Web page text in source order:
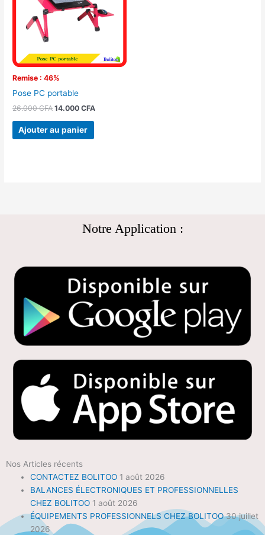
Remise : 46%
Pose PC portable
26.000CFA 14.000CFA
Ajouter au panier
Notre Application :
Nos Articles récents
CONTACTEZ BOLITOO 1 août 2026
BALANCES ÉLECTRONIQUES ET PROFESSIONNELLES
CHEZ BOLITOO 1 août 2026
ÉQUIPEMENTS PROFESSIONNELS CHEZ BOLITOO 30 juillet
2026